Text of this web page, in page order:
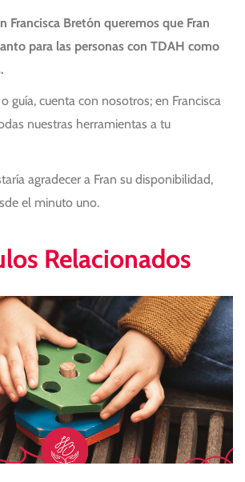
Francisca Bretón queremos que Fran
para las personas con TDAH como
guía, cuenta con nosotros; en Francisca
nuestras herramientas a tu
agradecer a Fran su disponibilidad,
el minuto uno.
Relacionados